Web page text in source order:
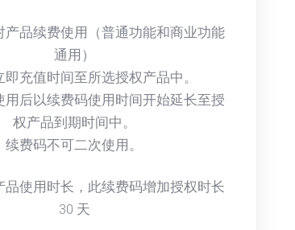
品使用时长，此续费码增加授权时长
30 天
产品续费使用（普通功能和商业功能
通用）
即充值时间至所选授权产品中。
用后以续费码使用时间开始延长至授
权产品到期时间中。
续费码不可二次使用。